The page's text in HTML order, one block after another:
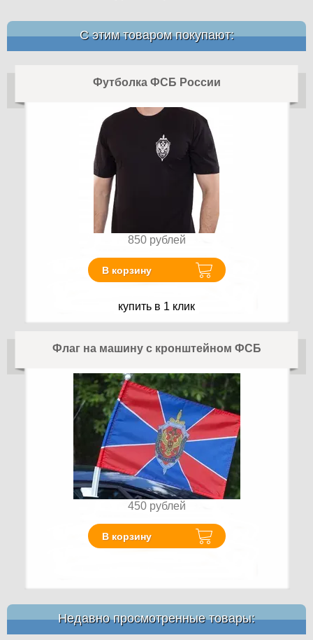
С этим товаром покупают:
Футболка ФСБ России
850 рублей
В корзину
купить в 1 клик
Флаг на машину с кронштейном ФСБ
450 рублей
В корзину
Недавно просмотренные товары: